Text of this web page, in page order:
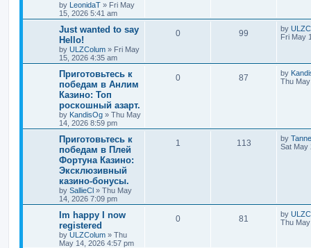
by LeonidaT » Fri May
15, 2026 5:41 am
Just wanted to say
Hello!
by ULZColum » Fri May
15, 2026 4:35 am
0 99 by
Fri May
Приготовьтесь к
победам в Анлим
Казино: Топ
роскошный азарт.
by KandisOg » Thu May
14, 2026 8:59 pm
0 87 by
Thu
Приготовьтесь к
победам в Плей
Фортуна Казино:
Эксклюзивный
казино-бонусы.
by SallieCl » Thu May
14, 2026 7:09 pm
1 113 by
Sat May
Im happy I now
registered
by ULZColum » Thu
May 14, 2026 4:57 pm
0 81 by
Thu